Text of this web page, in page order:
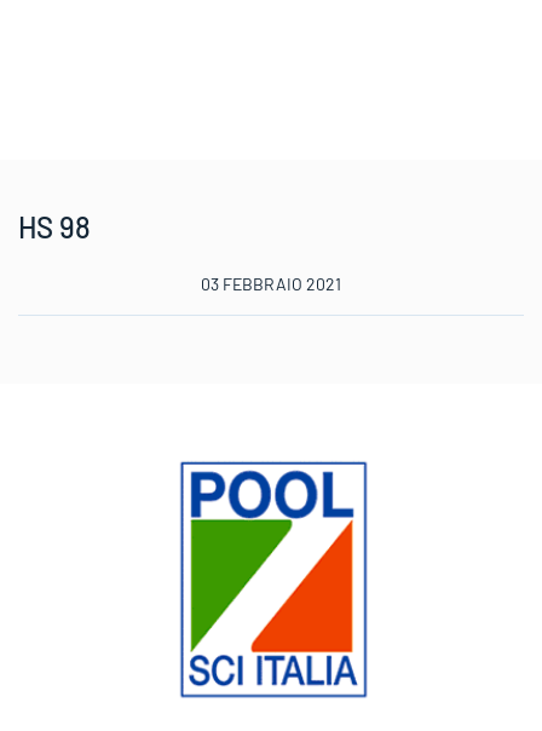
HS 98
03 FEBBRAIO 2021